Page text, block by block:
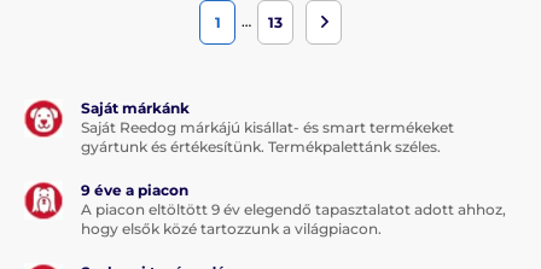
célszerű nagyobb hatótávolsággal rendelkező készüléket
választani. A nyakörvek mellett feltüntetett hatótávolság
jelentősen csökken (rádióhullám terjedése miatt).
Nagyobb hatótávolságra pl. vadászoknak lesz szüksége. A
kisebb hatótávolság (a kutya visszahívására,
figyelmeztetésére, stb.). Ilyen esetekben elegendő lesz
akár 350 méteres hatótávolság is.
1 … 13
Saját márkánk
Saját Reedog márkájú kisállat- és smart termékeket
gyártunk és értékesítünk. Termékpalettánk széles.
9 éve a piacon
A piacon eltöltött 9 év elegendő tapasztalatot adott ahhoz,
hogy elsők közé tartozzunk a világpiacon.